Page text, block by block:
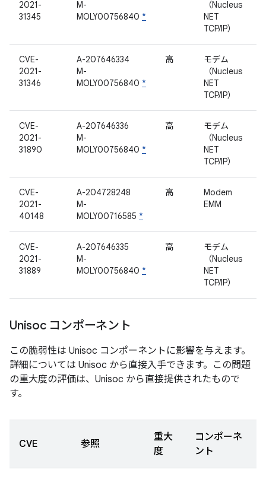
2021-
31345
M-
MOLY00756840 *
（Nucleus
NET
TCP/IP）
CVE-
2021-
31346
A-207646334
M-
MOLY00756840 *
高
モデム
（Nucleus
NET
TCP/IP）
CVE-
2021-
31890
A-207646336
M-
MOLY00756840 *
高
モデム
（Nucleus
NET
TCP/IP）
CVE-
2021-
40148
A-204728248
M-
MOLY00716585 *
高
Modem
EMM
CVE-
2021-
31889
A-207646335
M-
MOLY00756840 *
高
モデム
（Nucleus
NET
TCP/IP）
Unisoc コンポーネント
この脆弱性は Unisoc コンポーネントに影響を与えます。
詳細については Unisoc から直接入手できます。この問題
の重大度の評価は、Unisoc から直接提供されたもので
す。
CVE 参照
重大
度
コンポーネ
ント